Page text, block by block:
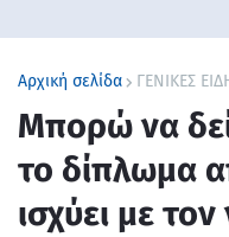
Αρχική σελίδα ΓΕΝΙΚΕΣ
Μπορώ να
το δίπλωμα
ισχύει με